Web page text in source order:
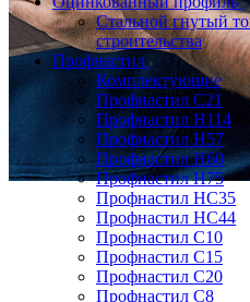
Стальной гнутый
строительства
Профнастил
Комплектующие
Профнастил C21
Профнастил Н114
Профнастил Н57
Профнастил Н60
Профнастил Н75
Профнастил НС35
Профнастил НС44
Профнастил С10
Профнастил С15
Профнастил С20
Профнастил С8